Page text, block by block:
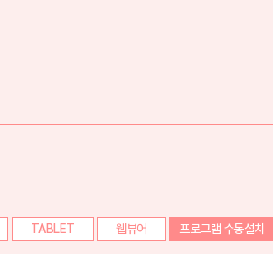
TABLET 웹뷰어 프로그램 수동설치